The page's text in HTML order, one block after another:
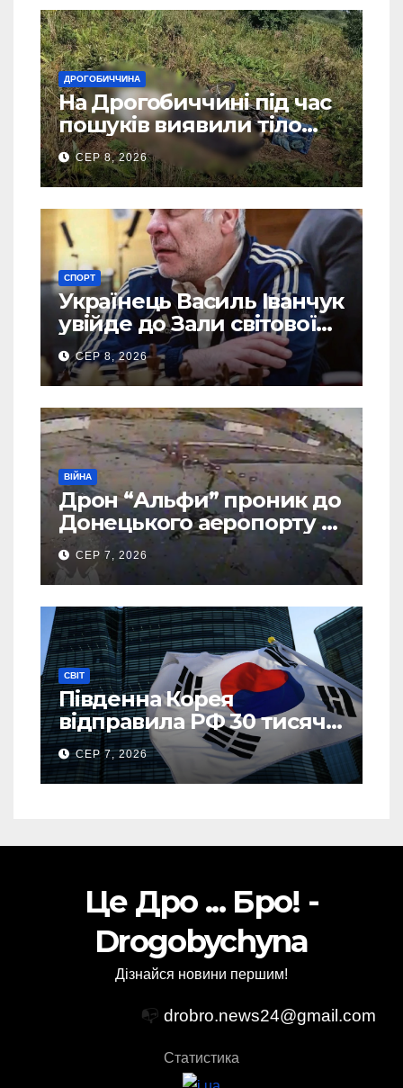
ДРОГОБИЧЧИНА
На Дрогобиччині під час
пошуків виявили тіло
зниклого чоловіка
СЕР 8, 2026
СПОРТ
Українець Василь Іванчук
увійде до Зали світової
шахової слави
СЕР 8, 2026
ВІЙНА
Дрон “Альфи” проник до
Донецького аеропорту та
спалив “Шахед” ще до
запуску
СЕР 7, 2026
СВІТ
Південна Корея
відправила РФ 30 тисяч
тонн авіапалива
СЕР 7, 2026
Це Дро ... Бро! -
Drogobychyna
Дізнайся новини першим!
📭 drobro.news24@gmail.com
Статистика